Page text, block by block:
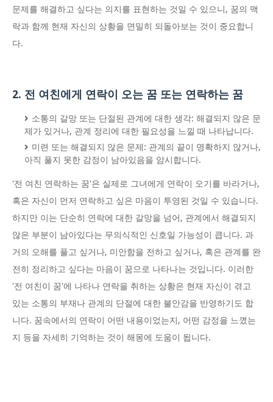
문제를 해결하고 싶다는 의지를 표현하는 것일 수 있으니, 꿈의 맥
락과 함께 현재 자신의 상황을 면밀히 되돌아보는 것이 중요합니
다.
2. 전 여친에게 연락이 오는 꿈 또는 연락하는 꿈
소통의 갈망 또는 단절된 관계에 대한 생각: 해결되지 않은 문
제가 있거나, 관계 정리에 대한 필요성을 느낄 때 나타납니다.
미련 또는 해결되지 않은 문제: 관계의 끝이 명확하지 않거나,
아직 풀지 못한 감정이 남아있음을 암시합니다.
'전 여친 연락하는 꿈'은 실제로 그녀에게 연락이 오기를 바라거나,
혹은 자신이 먼저 연락하고 싶은 마음이 투영된 것일 수 있습니다.
하지만 이는 단순히 연락에 대한 갈망을 넘어, 관계에서 해결되지
않은 부분이 남아있다는 무의식적인 신호일 가능성이 큽니다. 과
거의 오해를 풀고 싶거나, 미안함을 전하고 싶거나, 혹은 관계를 완
전히 정리하고 싶다는 마음이 꿈으로 나타나는 것입니다. 이러한
'전 여친이 꿈'에 나타나 연락을 취하는 상황은 현재 자신이 겪고
있는 소통의 부재나 관계의 단절에 대한 불안감을 반영하기도 합
니다. 꿈속에서의 연락이 어떤 내용이었는지, 어떤 감정을 느꼈는
지 등을 자세히 기억하는 것이 해몽에 도움이 됩니다.